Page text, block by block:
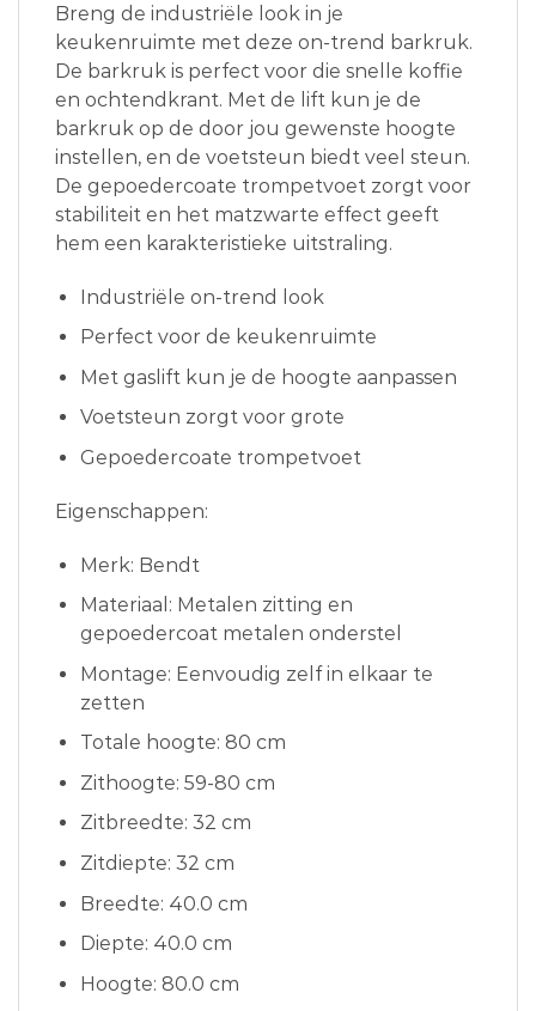
Breng de industriële look in je
keukenruimte met deze on-trend barkruk.
De barkruk is perfect voor die snelle koffie
en ochtendkrant. Met de lift kun je de
barkruk op de door jou gewenste hoogte
instellen, en de voetsteun biedt veel steun.
De gepoedercoate trompetvoet zorgt voor
stabiliteit en het matzwarte effect geeft
hem een karakteristieke uitstraling.
Industriële on-trend look
Perfect voor de keukenruimte
Met gaslift kun je de hoogte aanpassen
Voetsteun zorgt voor grote
Gepoedercoate trompetvoet
Eigenschappen:
Merk: Bendt
Materiaal: Metalen zitting en
gepoedercoat metalen onderstel
Montage: Eenvoudig zelf in elkaar te
zetten
Totale hoogte: 80 cm
Zithoogte: 59-80 cm
Zitbreedte: 32 cm
Zitdiepte: 32 cm
Breedte: 40.0 cm
Diepte: 40.0 cm
Hoogte: 80.0 cm